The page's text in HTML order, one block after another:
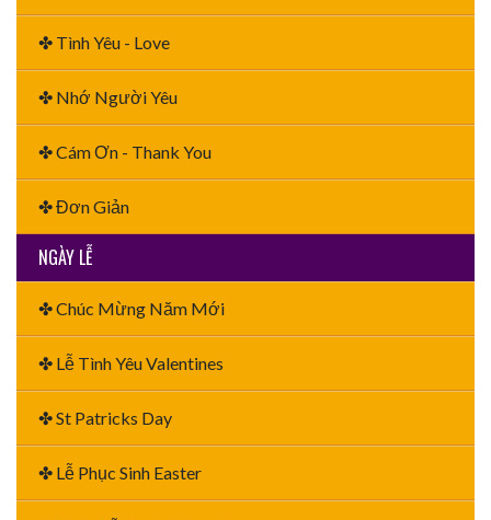
✤ Tình Yêu - Love
✤ Nhớ Người Yêu
✤ Cám Ơn - Thank You
✤ Đơn Giản
NGÀY LỄ
✤ Chúc Mừng Năm Mới
✤ Lễ Tình Yêu Valentines
✤ St Patricks Day
✤ Lễ Phục Sinh Easter